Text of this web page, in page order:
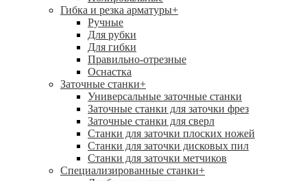
Гибка и резка арматуры+
Ручные
Для рубки
Для гибки
Правильно-отрезные
Оснастка
Заточные станки+
Универсальные заточные станки
Заточные станки для заточки фрез
Заточные станки для сверл
Станки для заточки плоских ножей
Станки для заточки дисковых пил
Станки для заточки метчиков
Специализированные станки+